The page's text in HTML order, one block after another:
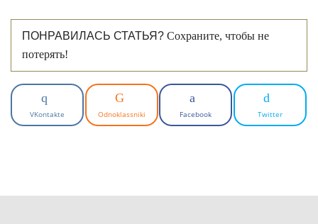
ПОНРАВИЛАСЬ СТАТЬЯ? Сохраните, чтобы не
потерять!
VKontakte Odnoklassniki Facebook Twitter